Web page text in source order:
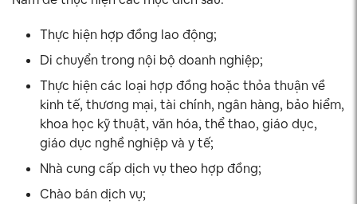
Thực hiện hợp đồng lao động;
Di chuyển trong nội bộ doanh nghiệp;
Thực hiện các loại hợp đồng hoặc thỏa thuận về
kinh tế, thương mại, tài chính, ngân hàng, bảo hiểm,
khoa học kỹ thuật, văn hóa, thể thao, giáo dục,
giáo dục nghề nghiệp và y tế;
Nhà cung cấp dịch vụ theo hợp đồng;
Chào bán dịch vụ;